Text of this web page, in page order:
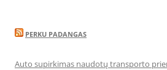
PERKU PADANGAS
Auto supirkimas naudotų transporto